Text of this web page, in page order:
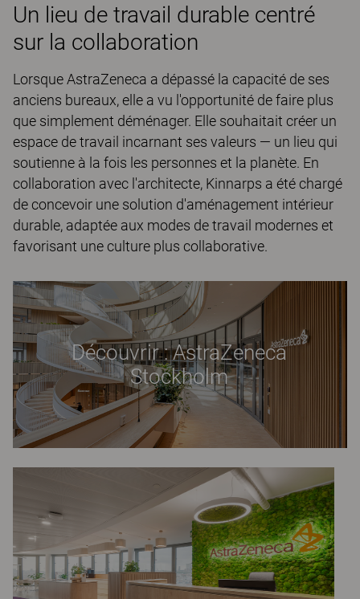
Un lieu de travail durable centré
sur la collaboration
Lorsque AstraZeneca a dépassé la capacité de ses
anciens bureaux, elle a vu l'opportunité de faire plus
que simplement déménager. Elle souhaitait créer un
espace de travail incarnant ses valeurs — un lieu qui
soutienne à la fois les personnes et la planète. En
collaboration avec l'architecte, Kinnarps a été chargé
de concevoir une solution d'aménagement intérieur
durable, adaptée aux modes de travail modernes et
favorisant une culture plus collaborative.
Découvrir : AstraZeneca
Stockholm